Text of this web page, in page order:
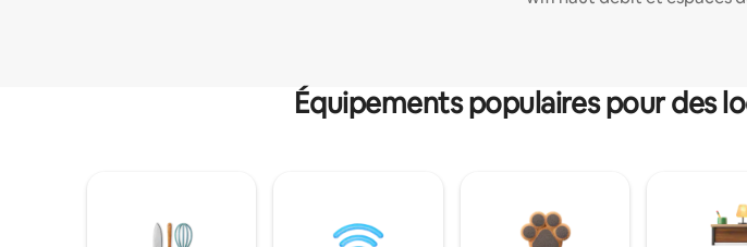
Équipements populaires pour des